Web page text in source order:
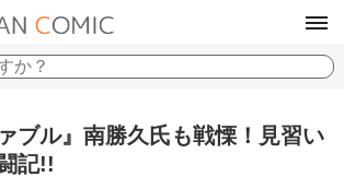
ブル』南勝久氏も戦慄！見習い
記!!